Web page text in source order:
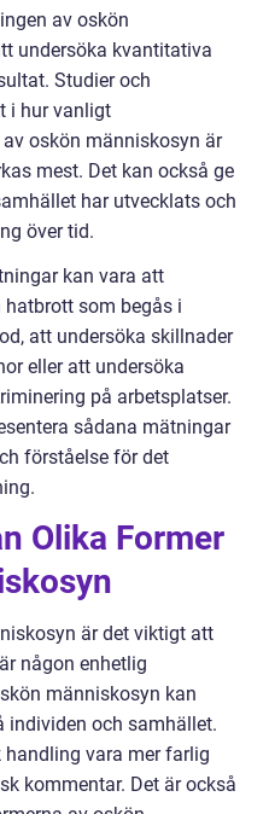
av oskön
undersöka kvantitativa
Studier och
i hur vanligt
oskön människosyn är
mest. Det kan också ge
har utvecklats och
över tid.
kan vara att
som begås i
att undersöka skillnader
eller att undersöka
på arbetsplatser.
sådana mätningar
förståelse för det
Olika Former
är det viktigt att
någon enhetlig
människosyn kan
individen och samhället.
vara mer farlig
kommentar. Det är också